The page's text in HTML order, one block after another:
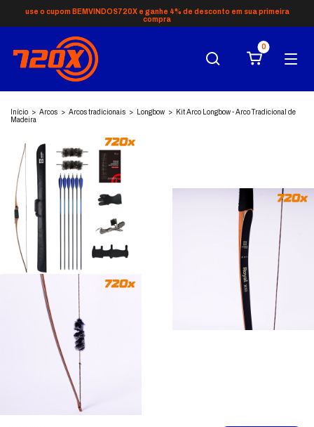
use o cupom BEMVINDOS720X e ganhe 4% de desconto em sua primeira
compra
0
Início > Arcos > Arcos tradicionais > Longbow >
Kit Arco Longbow - Arco Tradicional de
Madeira